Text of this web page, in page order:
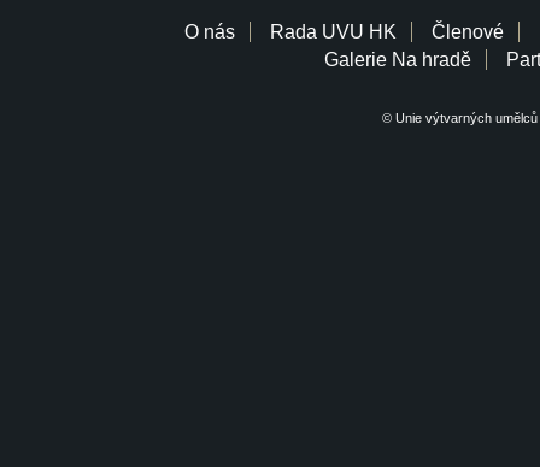
O nás Rada UVU HK Členové
Galerie Na hradě
© Unie výtvarných